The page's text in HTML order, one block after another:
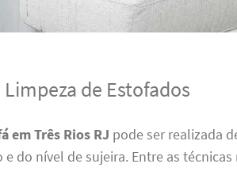
de Estofados
em Três Rios RJ pode ser realizada
do nível de sujeira. Entre as